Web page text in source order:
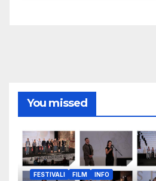
You missed
FESTIVALI FILM INFO